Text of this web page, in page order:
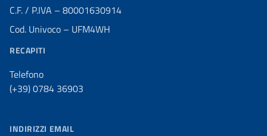
C.F. / P.IVA – 80001630914
Cod. Univoco – UFM4WH
RECAPITI
Telefono
(+39) 0784 36903
INDIRIZZI EMAIL